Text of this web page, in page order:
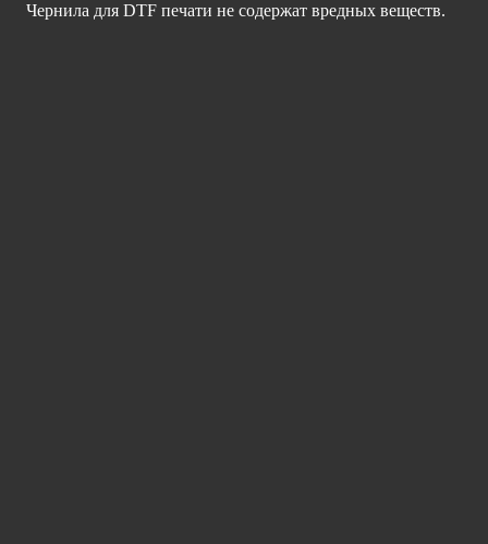
Чернила для DTF печати не содержат вредных веществ.